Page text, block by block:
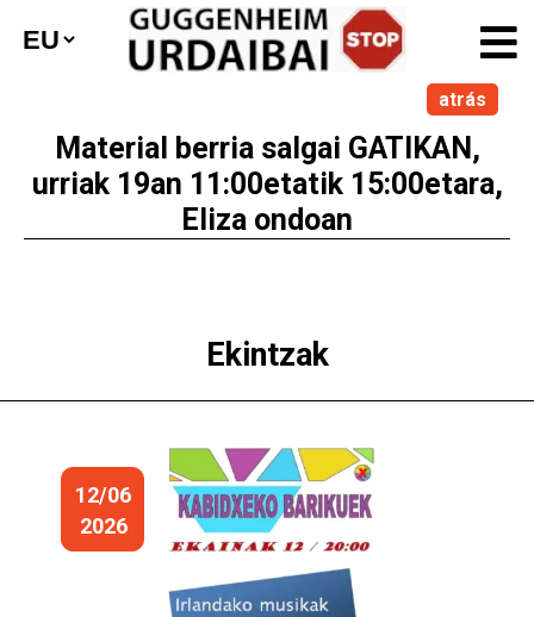
atrás
Material berria salgai GATIKAN,
urriak 19an 11:00etatik 15:00etara,
Eliza ondoan
Ekintzak
12/06
2026